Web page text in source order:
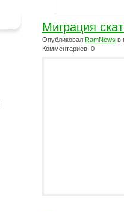
Миграция
Опубликовал RamNews в
Комментариев: 0